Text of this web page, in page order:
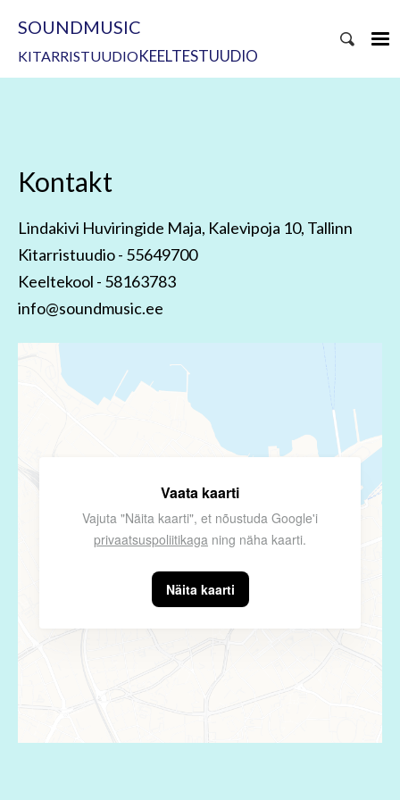
SOUNDMUSIC
KITARRISTUUDIOKEELTESTUUDIO
Kontakt
Lindakivi Huviringide Maja, Kalevipoja 10, Tallinn
Kitarristuudio - 55649700
Keeltekool - 58163783
info@soundmusic.ee
Vaata kaarti
Vajuta "Näita kaarti", et nõustuda Google'i
privaatsuspoliitikaga ning näha kaarti.
Näita kaarti